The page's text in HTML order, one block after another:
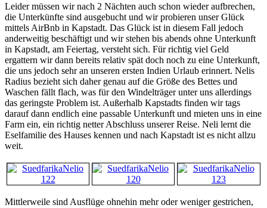
Leider müssen wir nach 2 Nächten auch schon wieder aufbrechen,
die Unterkünfte sind ausgebucht und wir probieren unser Glück
mittels AirBnb in Kapstadt. Das Glück ist in diesem Fall jedoch
anderweitig beschäftigt und wir stehen bis abends ohne Unterkunft
in Kapstadt, am Feiertag, versteht sich. Für richtig viel Geld
ergattern wir dann bereits relativ spät doch noch zu eine Unterkunft,
die uns jedoch sehr an unseren ersten Indien Urlaub erinnert. Nelis
Radius bezieht sich daher genau auf die Größe des Bettes und
Waschen fällt flach, was für den Windelträger unter uns allerdings
das geringste Problem ist. Außerhalb Kapstadts finden wir tags
darauf dann endlich eine passable Unterkunft und mieten uns in eine
Farm ein, ein richtig netter Abschluss unserer Reise. Neli lernt die
Eselfamilie des Hauses kennen und nach Kapstadt ist es nicht allzu
weit.
Mittlerweile sind Ausflüge ohnehin mehr oder weniger gestrichen,